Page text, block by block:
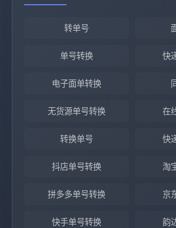
转单号
单号转换 快
电子面单转换
无货源单号转换 在
转换单号 快
抖店单号转换 淘
拼多多单号转换 京
快手单号转换 韵